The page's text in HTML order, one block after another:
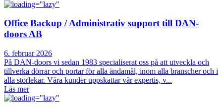
Office Backup / Administrativ support till DAN-
doors AB
6. februar 2026
På DAN-doors vi sedan 1983 specialiserat oss på att utveckla och
tillverka dörrar och portar för alla ändamål, inom alla branscher och i
alla storlekar. Våra kunder uppskattar vår expertis, v...
Läs mer